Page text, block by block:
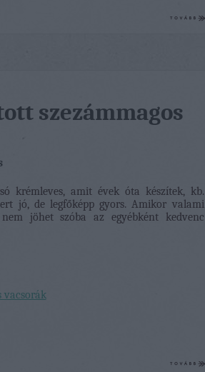
szezámmagos
krémleves, amit évek óta készítek, kb.
jó, de legfőképp gyors. Amikor valami
jöhet szóba az egyébként kedvenc
vacsorák